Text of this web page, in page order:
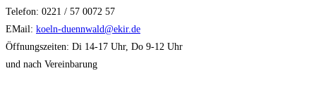
Telefon: 0221 / 57 0072 57
EMail: koeln-duennwald@ekir.de
Öffnungszeiten: Di 14-17 Uhr, Do 9-12 Uhr
und nach Vereinbarung